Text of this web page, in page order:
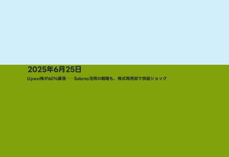
2025年6月25日
Upexi株が60%暴落──Solana活用の戦略も、株式再売却で供給ショック